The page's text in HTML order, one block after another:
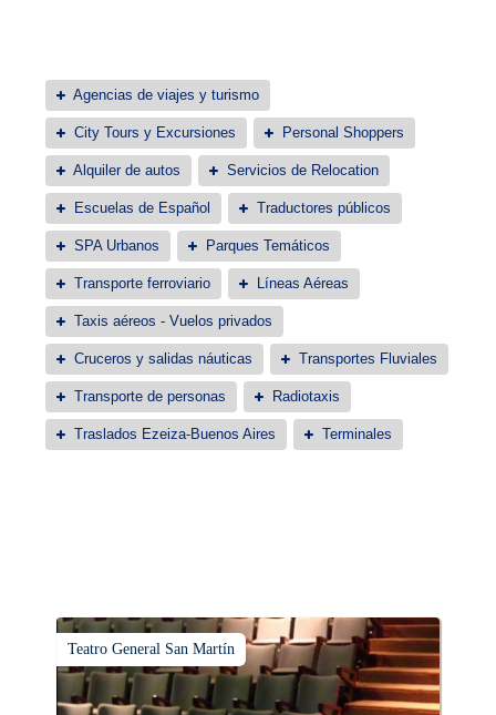
Agencias de viajes y turismo
City Tours y Excursiones Personal Shoppers
Alquiler de autos Servicios de Relocation
Escuelas de Español Traductores públicos
SPA Urbanos Parques Temáticos
Transporte ferroviario Líneas Aéreas
Taxis aéreos - Vuelos privados
Cruceros y salidas náuticas Transportes Fluviales
Transporte de personas Radiotaxis
Traslados Ezeiza-Buenos Aires Terminales
Teatro General San Martín